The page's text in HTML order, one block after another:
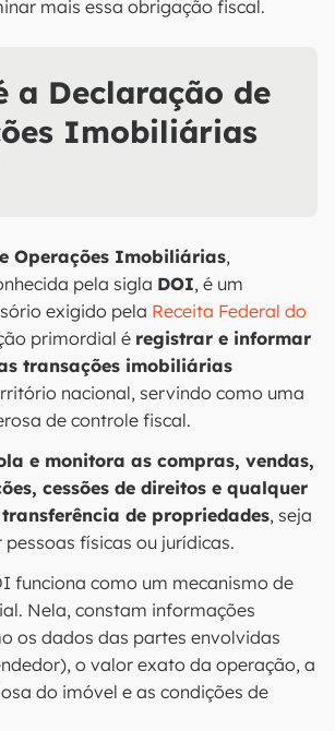
mais essa obrigação fiscal.
a Declaração de
Imobiliárias
Operações Imobiliárias,
pela sigla DOI, é um
exigido pela Receita Federal do
primordial é registrar e informar
transações imobiliárias
nacional, servindo como uma
de controle fiscal.
e monitora as compras, vendas,
cessões de direitos e qualquer
de propriedades, seja
físicas ou jurídicas.
funciona como um mecanismo de
Nela, constam informações
os dados das partes envolvidas
o valor exato da operação, a
do imóvel e as condições de